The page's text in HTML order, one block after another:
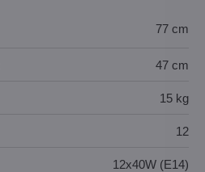
77 cm
47 cm
15 kg
12
12x40W (E14)